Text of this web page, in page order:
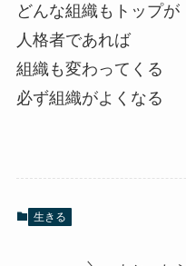
どんな組織もトップが
人格者であれば
組織も変わってくる
必ず組織がよくなる
生きる